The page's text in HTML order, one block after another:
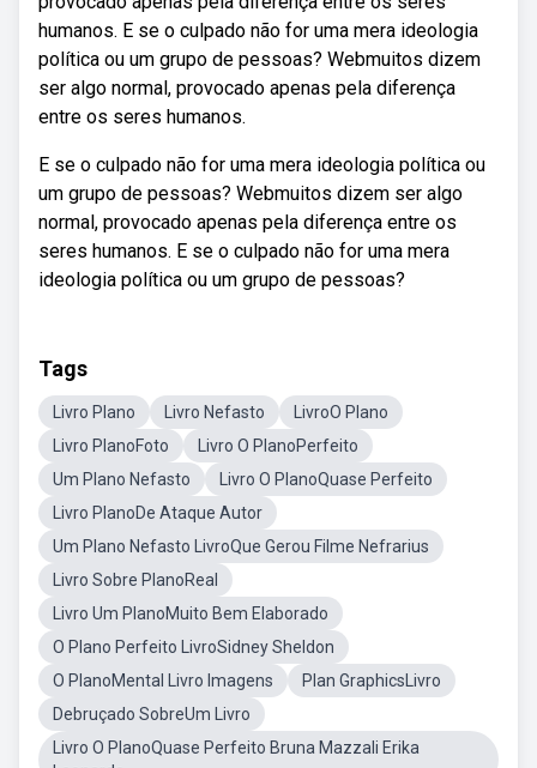
humanos. E se o culpado não for uma mera ideologia
política ou um grupo de pessoas? Webmuitos dizem
ser algo normal, provocado apenas pela diferença
entre os seres humanos.
E se o culpado não for uma mera ideologia política ou
um grupo de pessoas? Webmuitos dizem ser algo
normal, provocado apenas pela diferença entre os
seres humanos. E se o culpado não for uma mera
ideologia política ou um grupo de pessoas?
Tags
Livro Plano Livro Nefasto
LivroO Plano
Livro PlanoFoto
Livro O PlanoPerfeito
Um Plano Nefasto
Livro O PlanoQuase Perfeito
Livro PlanoDe Ataque Autor
Um Plano Nefasto LivroQue Gerou Filme Nefrarius
Livro Sobre PlanoReal
Livro Um PlanoMuito Bem Elaborado
O Plano Perfeito LivroSidney Sheldon
O PlanoMental Livro Imagens
Plan GraphicsLivro
Debruçado SobreUm Livro
Livro O PlanoQuase Perfeito Bruna Mazzali Erika